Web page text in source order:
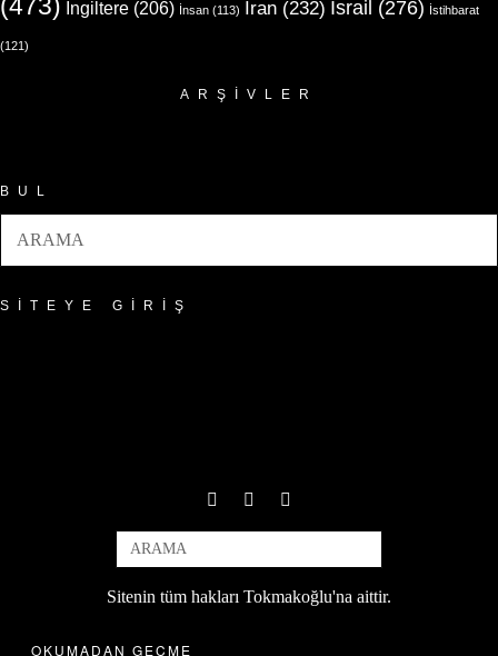
(473) İngiltere (206) İnsan (113) İran (232) İsrail (276) İstihbarat
(121)
ARŞIVLER
BUL
SITEYE GIRIŞ
Sitenin tüm hakları Tokmakoğlu'na aittir.
OKUMADAN GEÇME